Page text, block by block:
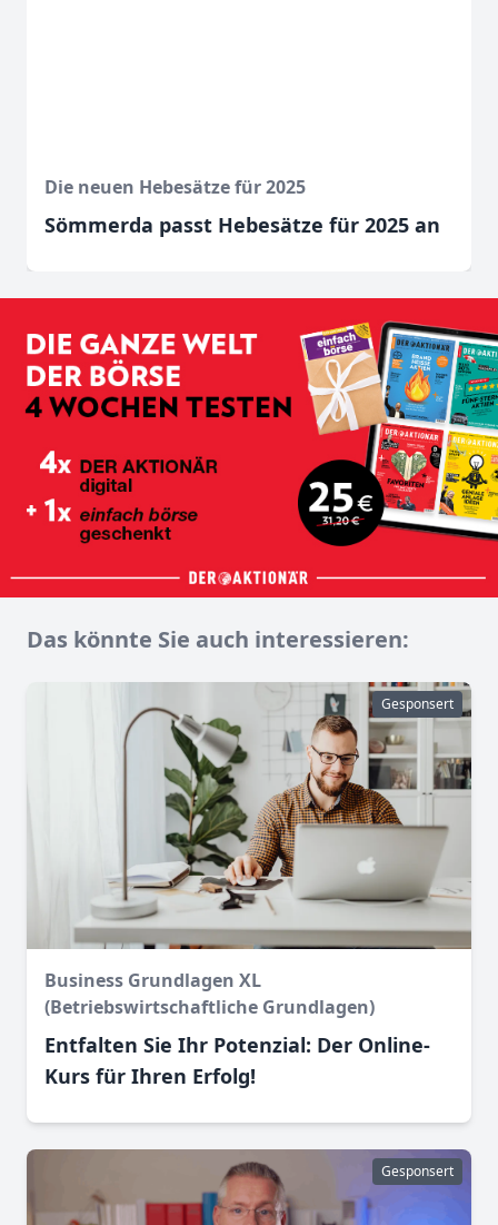
Die neuen Hebesätze für 2025
Sömmerda passt Hebesätze für 2025 an
Das könnte Sie auch interessieren:
Gesponsert
Business Grundlagen XL
(Betriebswirtschaftliche Grundlagen)
Entfalten Sie Ihr Potenzial: Der Online-
Kurs für Ihren Erfolg!
Gesponsert